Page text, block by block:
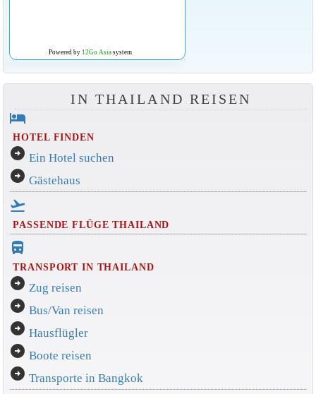
Powered by 12Go Asiasystem
IN THAILAND REISEN
hotel
HOTEL FINDEN
arrow_circle_right Ein Hotel suchen
arrow_circle_right Gästehaus
flight_takeoff
PASSENDE FLÜGE THAILAND
directions_bus_filled
TRANSPORT IN THAILAND
arrow_circle_right Zug reisen
arrow_circle_right Bus/Van reisen
arrow_circle_right Hausflügler
arrow_circle_right Boote reisen
arrow_circle_right Transporte in Bangkok